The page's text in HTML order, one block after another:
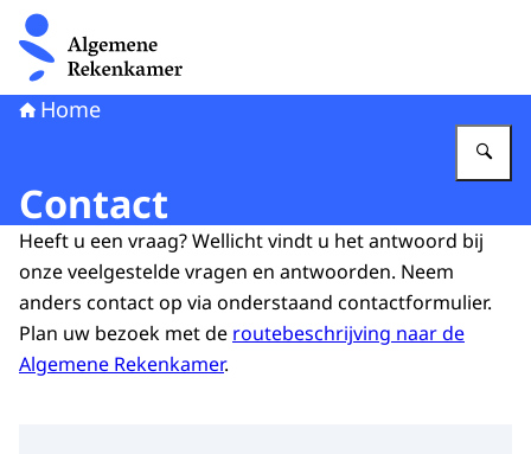
Naar de homepage van Algemene Rekenkamer
Home
Contact
Heeft u een vraag? Wellicht vindt u het antwoord bij
onze veelgestelde vragen en antwoorden. Neem
anders contact op via onderstaand contactformulier.
Plan uw bezoek met de routebeschrijving naar de
Algemene Rekenkamer.